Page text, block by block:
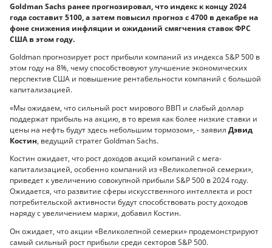
Goldman Sachs ранее прогнозировал, что индекс к концу 2024
года составит 5100, а затем повысил прогноз с 4700 в декабре на
фоне снижения инфляции и ожиданий смягчения ставок ФРС
США в этом году.
Goldman прогнозирует рост прибыли компаний из индекса S&P 500 в
этом году на 8%, чему способствовуют улучшение экономических
перспектив США и повышение рентабельности компаний с большой
капитализацией.
«Мы ожидаем, что сильный рост мирового ВВП и слабый доллар
поддержат прибыль на акцию, в то время как более низкие ставки и
цены на нефть будут здесь небольшим тормозом», - заявил Дэвид
Костин, ведущий стратег Goldman Sachs.
Костин ожидает, что рост доходов акций компаний с мега-
капитализацией, особенно компаний из «Великолепной семерки»,
приведет к увеличению совокупной прибыли S&P 500 в 2024 году.
Ожидается, что развитие сферы искусственного интеллекта и рост
потребительской активности будут способствовать росту доходов
наряду с увеличением маржи, добавил Костин.
Он ожидает, что акции «Великолепной семерки» продемонстрируют
самый сильный рост прибыли среди секторов S&P 500.